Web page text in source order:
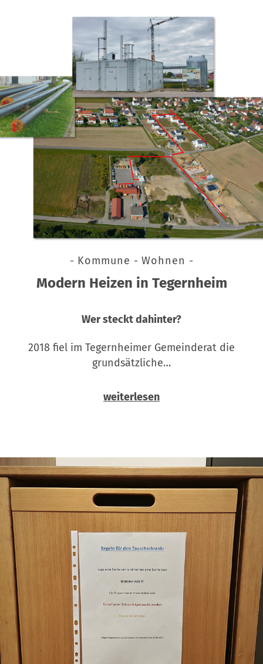
- Kommune - Wohnen -
Modern Heizen in Tegernheim
Wer steckt dahinter?
2018 fiel im Tegernheimer Gemeinderat die
grundsätzliche…
weiterlesen